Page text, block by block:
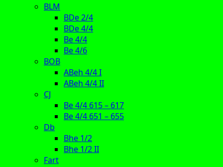
BLM
BDe 2/4
BDe 4/4
Be 4/4
Be 4/6
BOB
ABeh 4/4 I
ABeh 4/4 II
CJ
Be 4/4 615 – 617
Be 4/4 651 – 655
Db
Bhe 1/2
Bhe 1/2 II
Fart